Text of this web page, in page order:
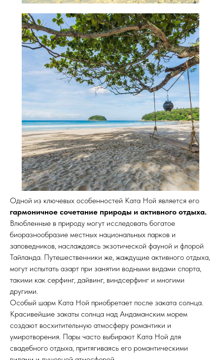
Одной из ключевых особенностей Ката Ной является его
гармоничное сочетание природы и активного отдыха.
Влюбленные в природу могут исследовать богатое
биоразнообразие местных национальных парков и
заповедников, наслаждаясь экзотической фауной и флорой
Тайланда. Путешественники же, жаждущие активного отдыха,
могут испытать азарт при занятии водными видами спорта,
такими как серфинг, дайвинг, виндсерфинг и многими
другими.
Особый шарм Ката Ной приобретает после заката солнца.
Красивейшие закаты солнца над Андаманским морем
создают восхитительную атмосферу романтики и
умиротворения. Пары часто выбирают Ката Ной для
свадебного отдыха, притягиваясь его романтическими